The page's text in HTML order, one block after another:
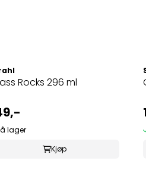
Rocks 296 ml
lager
Kjøp